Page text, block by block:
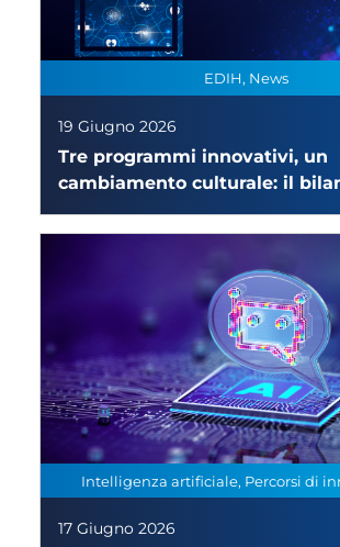
EDIH, News
19 Giugno 2026
Tre programmi innovativi, un
cambiamento culturale: il
Intelligenza artificiale, Percorsi di
17 Giugno 2026